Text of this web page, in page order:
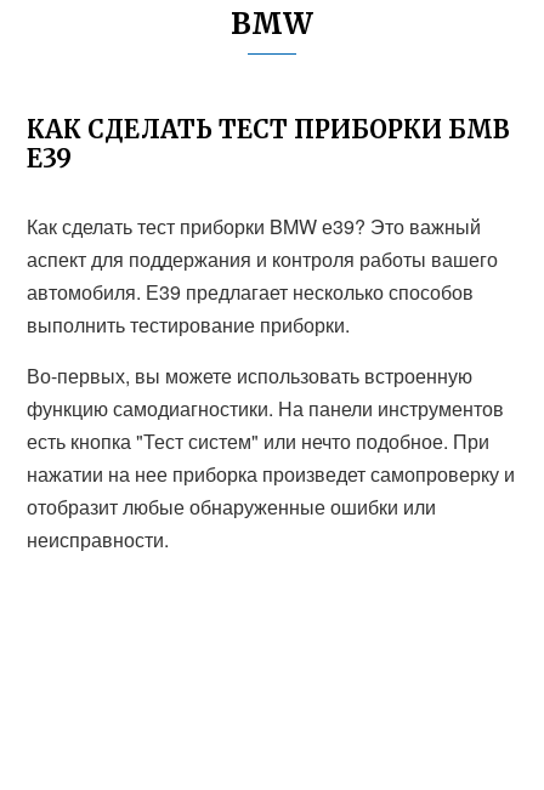
BMW
КАК СДЕЛАТЬ ТЕСТ ПРИБОРКИ БМВ
Е39
Как сделать тест приборки BMW е39? Это важный
аспект для поддержания и контроля работы вашего
автомобиля. Е39 предлагает несколько способов
выполнить тестирование приборки.
Во-первых, вы можете использовать встроенную
функцию самодиагностики. На панели инструментов
есть кнопка "Тест систем" или нечто подобное. При
нажатии на нее приборка произведет самопроверку и
отобразит любые обнаруженные ошибки или
неисправности.